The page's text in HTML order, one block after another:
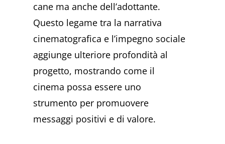
cane ma anche dell’adottante.
Questo legame tra la narrativa
cinematografica e l’impegno sociale
aggiunge ulteriore profondità al
progetto, mostrando come il
cinema possa essere uno
strumento per promuovere
messaggi positivi e di valore.